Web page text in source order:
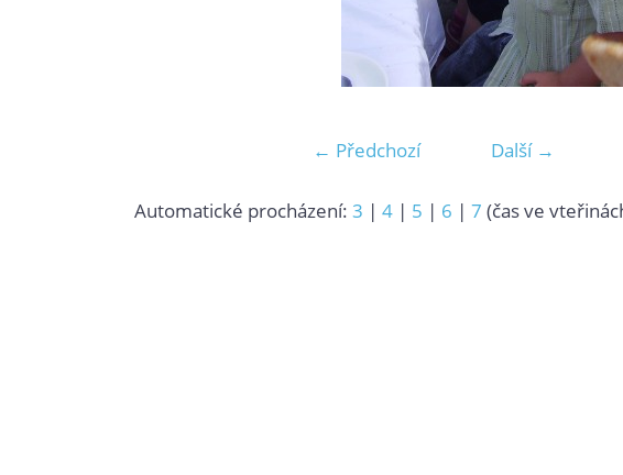
← Předchozí Další →
Automatické procházení: 3 | 4 | 5 | 6 | 7 (čas ve